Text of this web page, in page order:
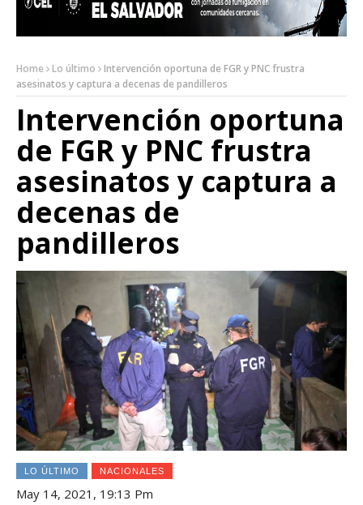
Home Lo último
Intervención oportuna de FGR y PNC frustra
asesinatos y captura a decenas de pandilleros
Intervención oportuna
de FGR y PNC frustra
asesinatos y captura a
decenas de
pandilleros
LO ÚLTIMO NACIONALES
May 14, 2021, 19:13 Pm